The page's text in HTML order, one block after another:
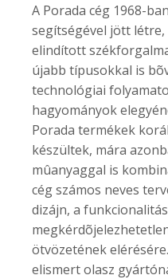
A Porada cég 1968-
segítségével jött
elindított
újabb típusokkal is
technológiai
hagyományok
Porada termékek
készültek, mára
mûanyaggal is
cég számos neves
dizájn, a
ötvözetének
elismert olasz